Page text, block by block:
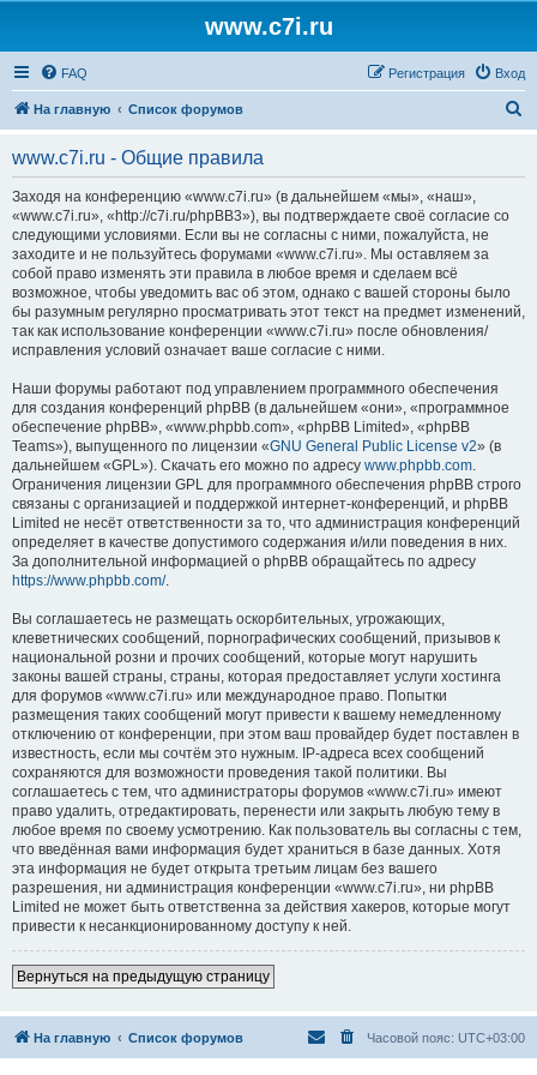
www.c7i.ru
FAQ Вход
Регистрация
На главную Список форумов
www.c7i.ru - Общие правила
Заходя на конференцию «www.c7i.ru» (в дальнейшем «мы», «наш»,
«www.c7i.ru», «http://c7i.ru/phpBB3»), вы подтверждаете своё согласие со
следующими условиями. Если вы не согласны с ними, пожалуйста, не
заходите и не пользуйтесь форумами «www.c7i.ru». Мы оставляем за
собой право изменять эти правила в любое время и сделаем всё
возможное, чтобы уведомить вас об этом, однако с вашей стороны было
бы разумным регулярно просматривать этот текст на предмет изменений,
так как использование конференции «www.c7i.ru» после обновления/
исправления условий означает ваше согласие с ними.
Наши форумы работают под управлением программного обеспечения
для создания конференций phpBB (в дальнейшем «они», «программное
обеспечение phpBB», «www.phpbb.com», «phpBB Limited», «phpBB
Teams»), выпущенного по лицензии «GNU General Public License v2» (в
дальнейшем «GPL»). Скачать его можно по адресу www.phpbb.com.
Ограничения лицензии GPL для программного обеспечения phpBB строго
связаны с организацией и поддержкой интернет-конференций, и phpBB
Limited не несёт ответственности за то, что администрация конференций
определяет в качестве допустимого содержания и/или поведения в них.
За дополнительной информацией о phpBB обращайтесь по адресу
https://www.phpbb.com/.
Вы соглашаетесь не размещать оскорбительных, угрожающих,
клеветнических сообщений, порнографических сообщений, призывов к
национальной розни и прочих сообщений, которые могут нарушить
законы вашей страны, страны, которая предоставляет услуги хостинга
для форумов «www.c7i.ru» или международное право. Попытки
размещения таких сообщений могут привести к вашему немедленному
отключению от конференции, при этом ваш провайдер будет поставлен в
известность, если мы сочтём это нужным. IP-адреса всех сообщений
сохраняются для возможности проведения такой политики. Вы
соглашаетесь с тем, что администраторы форумов «www.c7i.ru» имеют
право удалить, отредактировать, перенести или закрыть любую тему в
любое время по своему усмотрению. Как пользователь вы согласны с тем,
что введённая вами информация будет храниться в базе данных. Хотя
эта информация не будет открыта третьим лицам без вашего
разрешения, ни администрация конференции «www.c7i.ru», ни phpBB
Limited не может быть ответственна за действия хакеров, которые могут
привести к несанкционированному доступу к ней.
Вернуться на предыдущую страницу
На главную Список форумов Часовой пояс: UTC+03:00